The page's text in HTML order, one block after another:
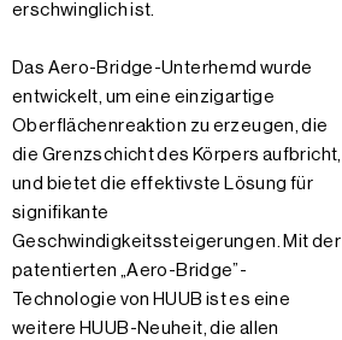
erschwinglich ist.
Das Aero-Bridge-Unterhemd wurde
entwickelt, um eine einzigartige
Oberflächenreaktion zu erzeugen, die
die Grenzschicht des Körpers aufbricht,
und bietet die effektivste Lösung für
signifikante
Geschwindigkeitssteigerungen. Mit der
patentierten „Aero-Bridge”-
Technologie von HUUB ist es eine
weitere HUUB-Neuheit, die allen